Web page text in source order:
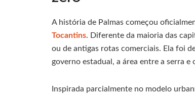
A história de Palmas começou
Tocantins. Diferente da maioria das
ou de antigas rotas comerciais. Ela foi
governo estadual, a área entre a serra
Inspirada parcialmente no modelo